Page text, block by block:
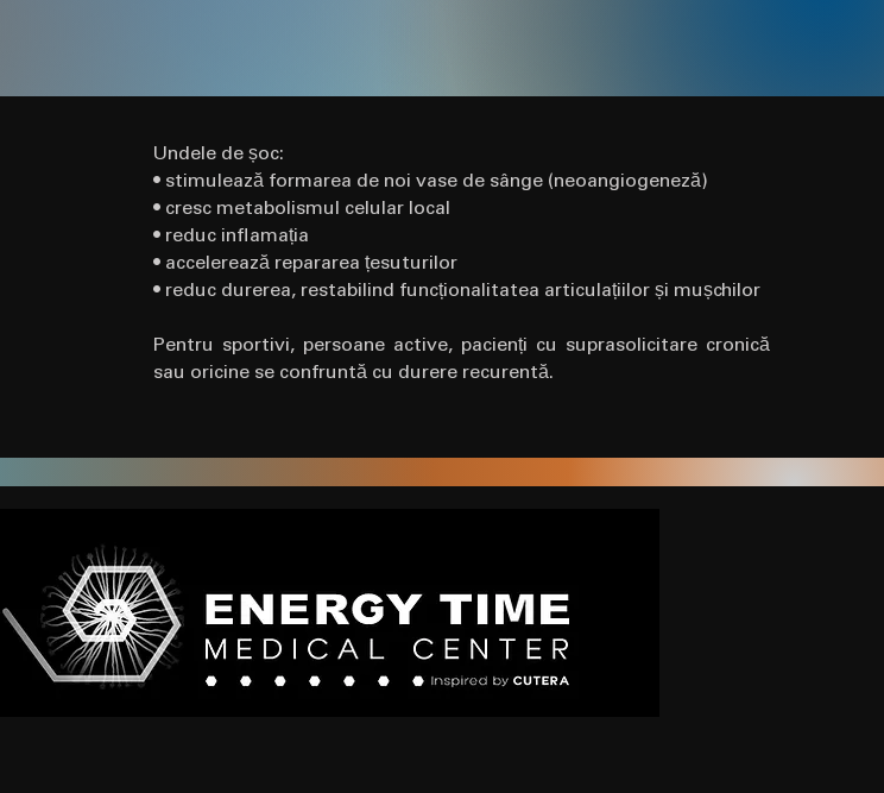
Undele de șoc:
• stimulează formarea de noi vase de sânge (neoangiogeneză)
• cresc metabolismul celular local
• reduc inflamația
• accelerează repararea țesuturilor
• reduc durerea, restabilind funcționalitatea articulațiilor și mușchilor
Pentru sportivi, persoane active, pacienți cu suprasolicitare cronică
sau oricine se confruntă cu durere recurentă.